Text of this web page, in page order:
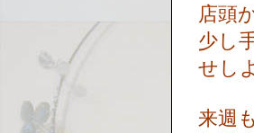
店頭
少し
せし
来週